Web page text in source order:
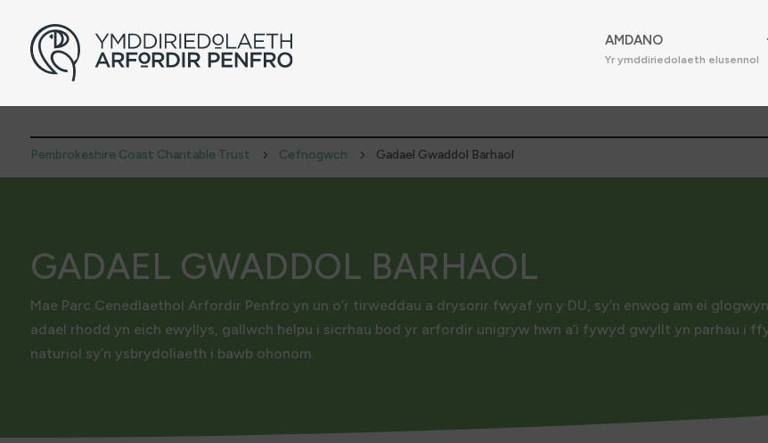
AMDANO
Yr ymddiriedolaeth elusennol
Pembrokeshire Coast Charitable Trust 5 Cefnogwch 5 Gadael Gwaddol Barhaol
GADAEL GWADDOL BARHAOL
Mae Parc Cenedlaethol Arfordir Penfro yn un o’r tirweddau a drysorir fwyaf yn y DU, sy’n enwog am ei
adael rhodd yn eich ewyllys, gallwch helpu i sicrhau bod yr arfordir unigryw hwn a’i fywyd gwyllt yn parhau i
naturiol sy’n ysbrydoliaeth i bawb ohonom.